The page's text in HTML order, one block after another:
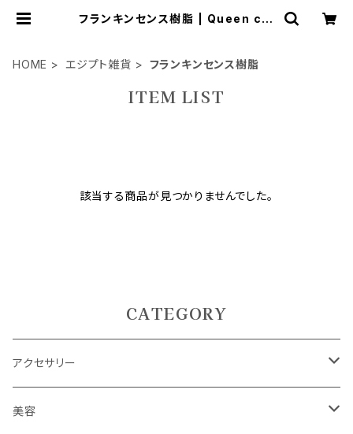
フランキンセンス樹脂 | Queen cle
HOME エジプト雑貨 フランキンセンス樹脂
ITEM LIST
該当する商品が見つかりませんでした。
CATEGORY
アクセサリー
ピアス
美容